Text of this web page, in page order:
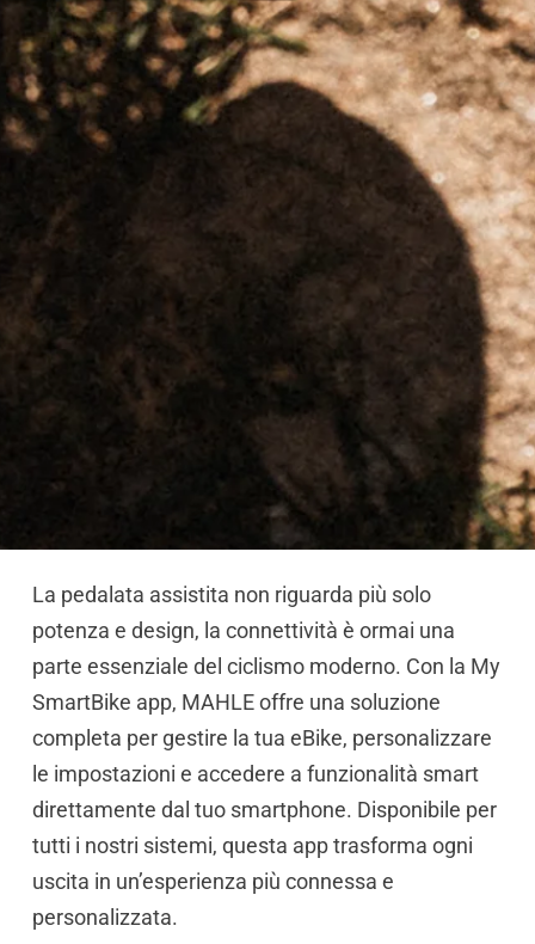
La pedalata assistita non riguarda più solo
potenza e design, la connettività è ormai una
parte essenziale del ciclismo moderno. Con la My
SmartBike app, MAHLE offre una soluzione
completa per gestire la tua eBike, personalizzare
le impostazioni e accedere a funzionalità smart
direttamente dal tuo smartphone. Disponibile per
tutti i nostri sistemi, questa app trasforma ogni
uscita in un’esperienza più connessa e
personalizzata.